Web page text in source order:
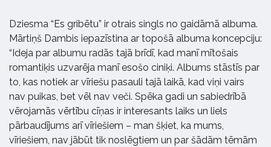
Dziesma “Es gribētu” ir otrais singls no gaidāmā albuma.
Mārtiņš Dambis iepazīstina ar topošā albuma koncepciju:
“Ideja par albumu radās tajā brīdī, kad manī mītošais
romantiķis uzvarēja manī esošo ciniķi. Albums stāstīs par
to, kas notiek ar vīriešu pasauli tajā laikā, kad viņi vairs
nav puikas, bet vēl nav veči. Spēka gadi un sabiedrībā
vērojamās vērtību cīņas ir interesants laiks un liels
pārbaudījums arī vīriešiem – man šķiet, ka mums,
vīriešiem, nav jābūt tik noslēgtiem un par šādām tēmām